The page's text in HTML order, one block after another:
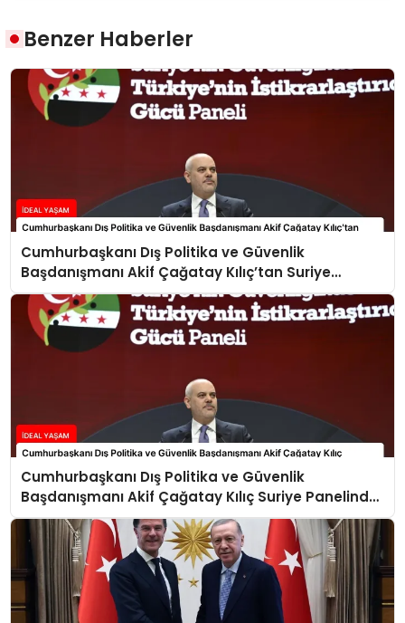
Benzer Haberler
Cumhurbaşkanı Dış Politika ve Güvenlik
Başdanışmanı Akif Çağatay Kılıç’tan Suriye
Panelinde Önemli Açıklamalar
Cumhurbaşkanı Dış Politika ve Güvenlik
Başdanışmanı Akif Çağatay Kılıç Suriye Panelinde
Konuştu